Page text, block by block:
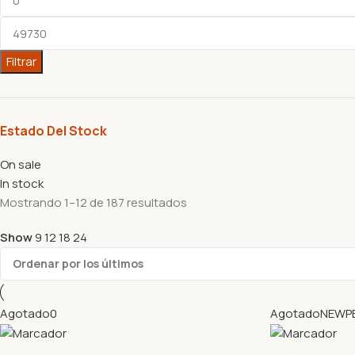
Filtrar
Estado Del Stock
On sale
In stock
Mostrando 1–12 de 187 resultados
Show9121824
Agotado0 Agotado